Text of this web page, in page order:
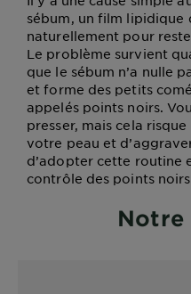
sébum, un film lipidique
naturellement pour
Le problème survient
que le sébum n’a nulle
et forme des petits
appelés points noirs.
presser, mais cela
votre peau et
d’adopter cette routine
contrôle des points
Notre